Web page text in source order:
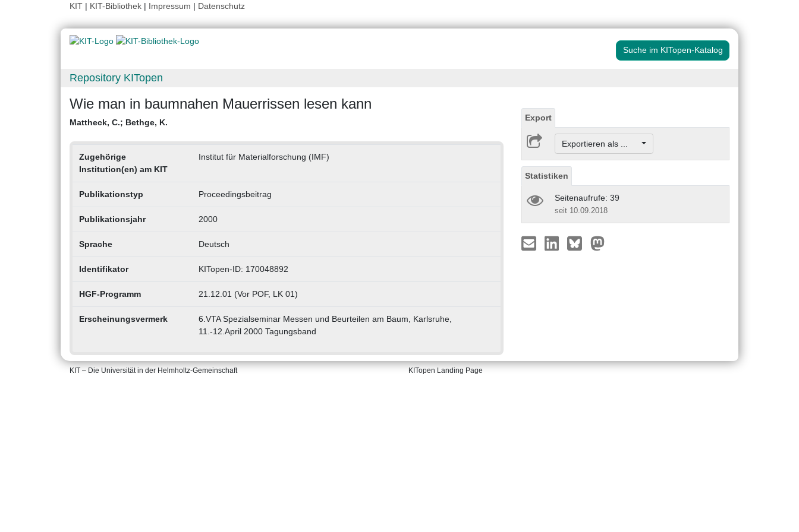
KIT | KIT-Bibliothek | Impressum | Datenschutz
Suche im KITopen-Katalog
Repository KITopen
Wie man in baumnahen Mauerrissen lesen kann
Mattheck, C.; Bethge, K.
Zugehörige
Institution(en) am KIT
Institut für Materialforschung (IMF)
Publikationstyp Proceedingsbeitrag
Publikationsjahr 2000
Sprache Deutsch
Identifikator KITopen-ID: 170048892
HGF-Programm 21.12.01 (Vor POF, LK 01)
Erscheinungsvermerk
6.VTA Spezialseminar Messen und Beurteilen am Baum, Karlsruhe,
11.-12.April 2000 Tagungsband
Export
Exportieren als ...
Statistiken
Seitenaufrufe: 39
seit 10.09.2018
KIT – Die Universität in der Helmholtz-Gemeinschaft KITopen Landing Page